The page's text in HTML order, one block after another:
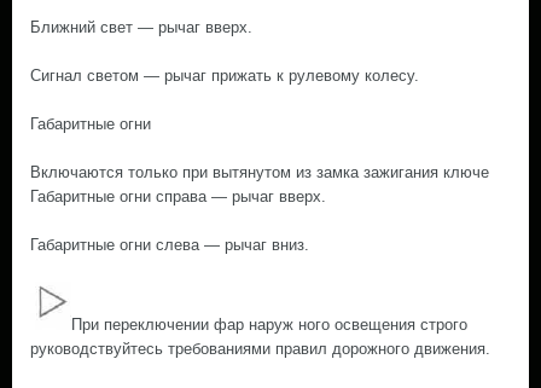
Ближний свет — рычаг вверх.
Сигнал светом — рычаг прижать к рулевому колесу.
Габаритные огни
Включаются только при вытянутом из замка зажигания ключе
Габаритные огни справа — рычаг вверх.
Габаритные огни слева — рычаг вниз.
При переключении фар наруж ного освещения строго
руководствуйтесь требованиями правил дорожного движения.